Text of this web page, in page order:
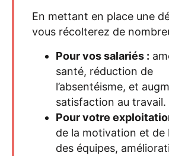
En mettant en place une
vous récolterez de
Pour vos salariés :
santé, réduction de
l’absentéisme, et
satisfaction au travail.
Pour votre
de la motivation et de
des équipes,